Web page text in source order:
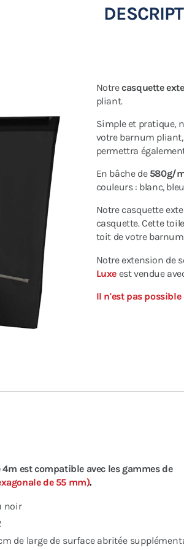
Notrecasquette
pliant.
Simple et pratique,
votre barnum pliant,
permettra
En bâche de580g/
couleurs : blanc,
Notre casquette
casquette. Cette
toit de votre
Notre extension de
Luxe est vendue
Il n'est pas
est compatible avec les gammes de
de 55 mm).
noir
de large de surface abritée